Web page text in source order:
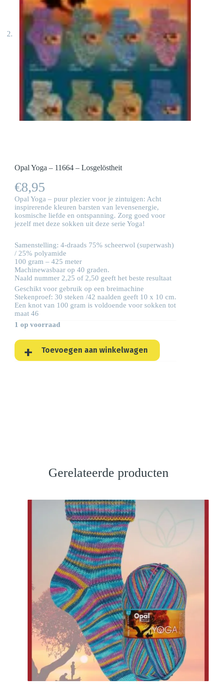
Opal Yoga – 11664 – Losgelöstheit
€8,95
Opal Yoga – puur plezier voor je zintuigen: Acht
inspirerende kleuren barsten van levensenergie,
kosmische liefde en ontspanning. Zorg goed voor
jezelf met deze sokken uit deze serie Yoga!
Samenstelling: 4-draads 75% scheerwol (superwash)
/ 25% polyamide
100 gram – 425 meter
Machinewasbaar op 40 graden.
Naald nummer 2,25 of 2,50 geeft het beste resultaat
Geschikt voor gebruik op een breimachine
Stekenproef: 30 steken /42 naalden geeft 10 x 10 cm.
Een knot van 100 gram is voldoende voor sokken tot
maat 46
1 op voorraad
Toevoegen aan winkelwagen
Gerelateerde producten